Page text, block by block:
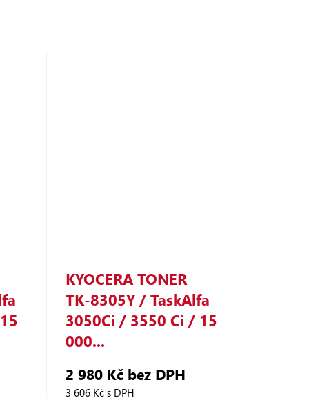
KYOCERA TONER
TK‑8305Y / TaskAlfa
3050Ci / 3550 Ci / 15
000...
2 980 Kč bez DPH
3 606 Kč s DPH